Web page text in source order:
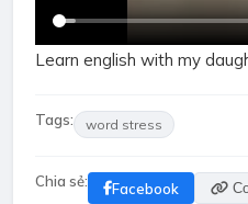
Learn english with my
Tags: word stress
Chia sẻ: Facebook